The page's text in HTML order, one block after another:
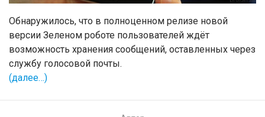
Обнаружилось, что в полноценном релизе новой
версии Зеленом роботе пользователей ждёт
возможность хранения сообщений, оставленных через
службу голосовой почты.
(далее…)